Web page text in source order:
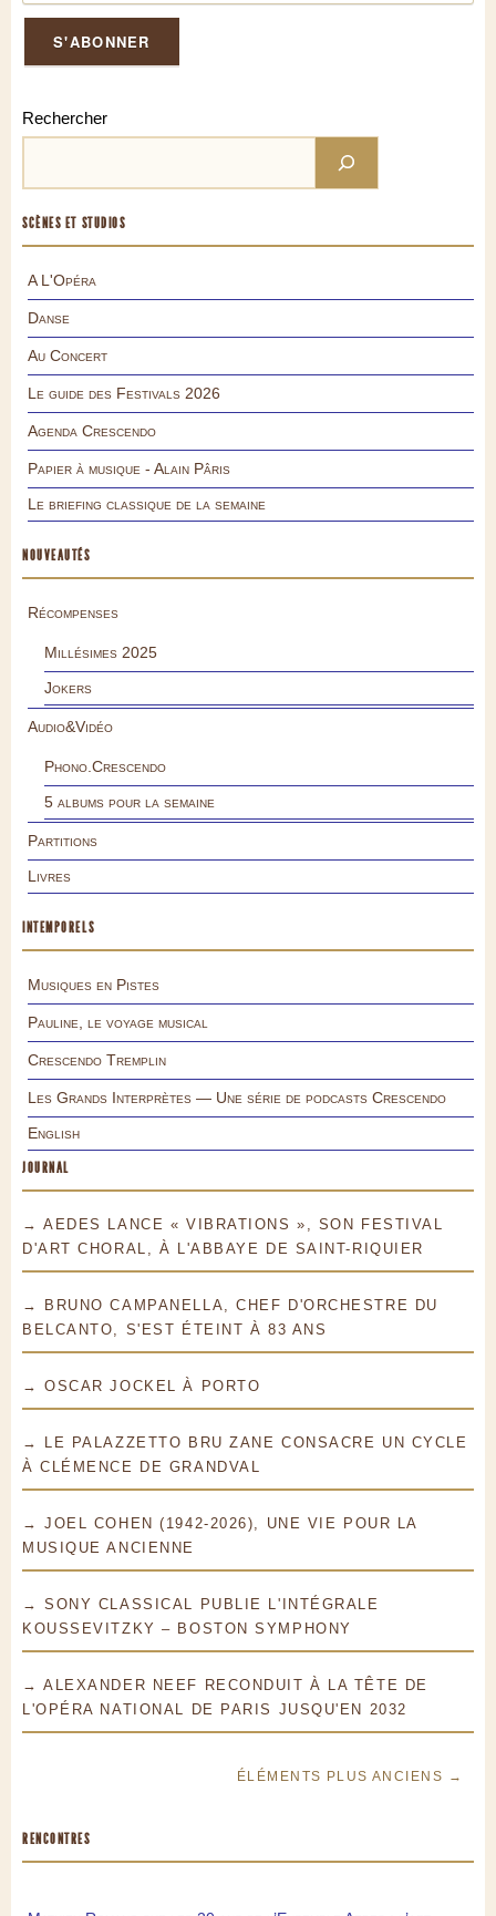
Rechercher
SCÈNES ET STUDIOS
A L'Opéra
Danse
Au Concert
Le guide des Festivals 2026
Agenda Crescendo
Papier à musique - Alain Pâris
Le briefing classique de la semaine
NOUVEAUTÉS
Récompenses
Millésimes 2025
Jokers
Audio&Vidéo
Phono.Crescendo
5 albums pour la semaine
Partitions
Livres
INTEMPORELS
Musiques en Pistes
Pauline, le voyage musical
Crescendo Tremplin
Les Grands Interprètes — Une série de podcasts Crescendo
English
JOURNAL
→ AEDES LANCE « VIBRATIONS », SON FESTIVAL
D'ART CHORAL, À L'ABBAYE DE SAINT-RIQUIER
→ BRUNO CAMPANELLA, CHEF D'ORCHESTRE DU
BELCANTO, S'EST ÉTEINT À 83 ANS
→ OSCAR JOCKEL À PORTO
→ LE PALAZZETTO BRU ZANE CONSACRE UN CYCLE
À CLÉMENCE DE GRANDVAL
→ JOEL COHEN (1942-2026), UNE VIE POUR LA
MUSIQUE ANCIENNE
→ SONY CLASSICAL PUBLIE L'INTÉGRALE
KOUSSEVITZKY – BOSTON SYMPHONY
→ ALEXANDER NEEF RECONDUIT À LA TÊTE DE
L'OPÉRA NATIONAL DE PARIS JUSQU'EN 2032
ÉLÉMENTS PLUS ANCIENS →
RENCONTRES